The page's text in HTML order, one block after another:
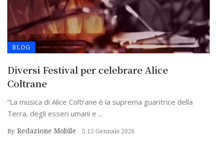
BLOG
Diversi Festival per celebrare Alice
Coltrane
“La musica di Alice Coltrane è la suprema guaritrice della
Terra, degli esseri umani e ...
By Redazione Mobile 15 Gennaio 2026